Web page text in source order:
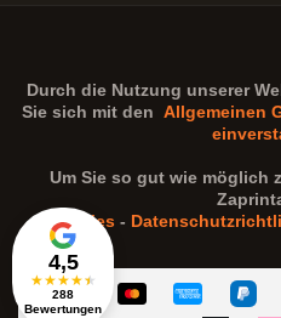
4,5
★★★★★
288
Bewertungen
Durch die Nutzung unserer
Sie sich mit den Allgemeinen
Um Sie so gut wie möglich
Cookies -